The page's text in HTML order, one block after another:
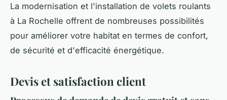
La modernisation et l'installation de volets roulants
à La Rochelle offrent de nombreuses possibilités
pour améliorer votre habitat en termes de confort,
de sécurité et d'efficacité énergétique.
Devis et satisfaction client